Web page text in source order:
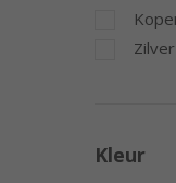
Kleur